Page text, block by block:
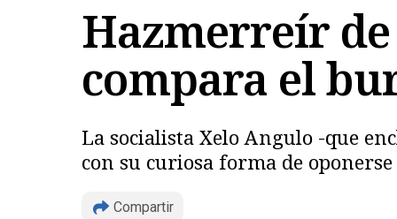
Hazmerreír de
compara el
La socialista Xelo Angulo -que
con su curiosa forma de
Compartir